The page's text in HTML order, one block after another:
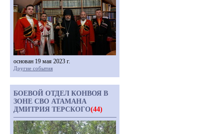
основан 19 мая 2023 г.
Другие события
БОЕВОЙ ОТДЕЛ КОНВОЯ В
ЗОНЕ СВО АТАМАНА
ДМИТРИЯ ТЕРСКОГО(44)